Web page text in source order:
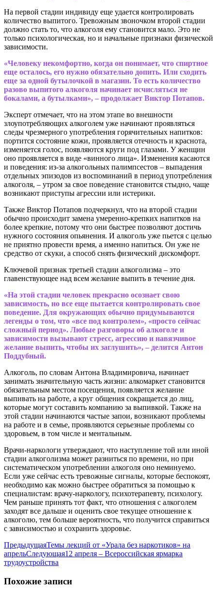
На первой стадии индивиду еще удается контролировать
количество выпитого. Тревожным звоночком второй стадии
должно стать то, что алкоголя ему становится мало. Это не
только психологическая, но и начальные признаки физической
зависимости.
«Человеку некомфортно, когда он понимает, что спиртное
еще осталось, его нужно обязательно допить. Или сходить
еще за одной бутылочкой в магазин. То есть количество
разово выпитого алкоголя начинает исчисляться не
бокалами, а бутылками», – продолжает Виктор Потапов.
Эксперт отмечает, что на этом этапе во внешности
злоупотребляющих алкоголем уже начинают проявляться
следы чрезмерного употребления горячительных напитков:
портится состояние кожи, проявляется отечность и краснота,
изменяется голос, появляются круги под глазами. У женщин
оно проявляется в виде «винного лица». Изменения касаются
и поведения: из-за алкогольных палимпсестов – выпадения
отдельных эпизодов из воспоминаний в период употребления
алкоголя, – утром за свое поведение становится стыдно, чаще
возникают приступы агрессии или истерики.
Также Виктор Потапов подчеркнул, что на второй стадии
обычно происходит замена умеренно-крепких напитков на
более крепкие, потому что они быстрее позволяют достичь
нужного состояния опьянения. И алкоголь уже пьется с целью
не приятно провести время, а именно напиться. Он уже не
средство от скуки, а способ снять физический дискомфорт.
Ключевой признак третьей стадии алкоголизма – это
главенствующее над всем желание выпить в течение дня.
«На этой стадии человек прекрасно осознает свою
зависимость, но все еще пытается контролировать свое
поведение. Для окружающих обычно придумываются
легенды о том, что «все под контролем», «просто сейчас
сложный период». Любые разговоры об алкоголе и
зависимости вызывают стресс, агрессию и навязчивое
желание выпить, чтобы их заглушить», – делится Антон
Поддубный.
Алкоголь, по словам Антона Владимировича, начинает
занимать значительную часть жизни: алкомаркет становится
обязательным местом посещения, появляется желание
выпивать на работе, а круг общения сокращается до лиц,
которые могут составить компанию за выпивкой. Также на
этой стадии начинаются частые запои, возникают проблемы
на работе и в семье, проявляются серьезные проблемы со
здоровьем, в том числе и ментальным.
Врачи-наркологи утверждают, что наступление той или иной
стадии алкоголизма может разниться по времени, но при
систематическом употреблении алкоголя оно неминуемо.
Если уже сейчас есть тревожные сигналы, которые беспокоят,
необходимо как можно быстрее обратиться за помощью к
специалистам: врачу-наркологу, психотерапевту, психологу.
Чем раньше принять тот факт, что отношения с алкоголем
заходят все дальше и оценить свое текущее отношение к
алкоголю, тем больше вероятность, что получится справиться
с зависимостью и сохранить здоровье.
Навигация
по
ПредыдущаяПредыдущая
запись:
Темы лекций от «Урала без наркотиков» на
апрельСледующаяСледующая
12 апреля – Всероссийская ярмарка
трудоустройства
Похожие записи